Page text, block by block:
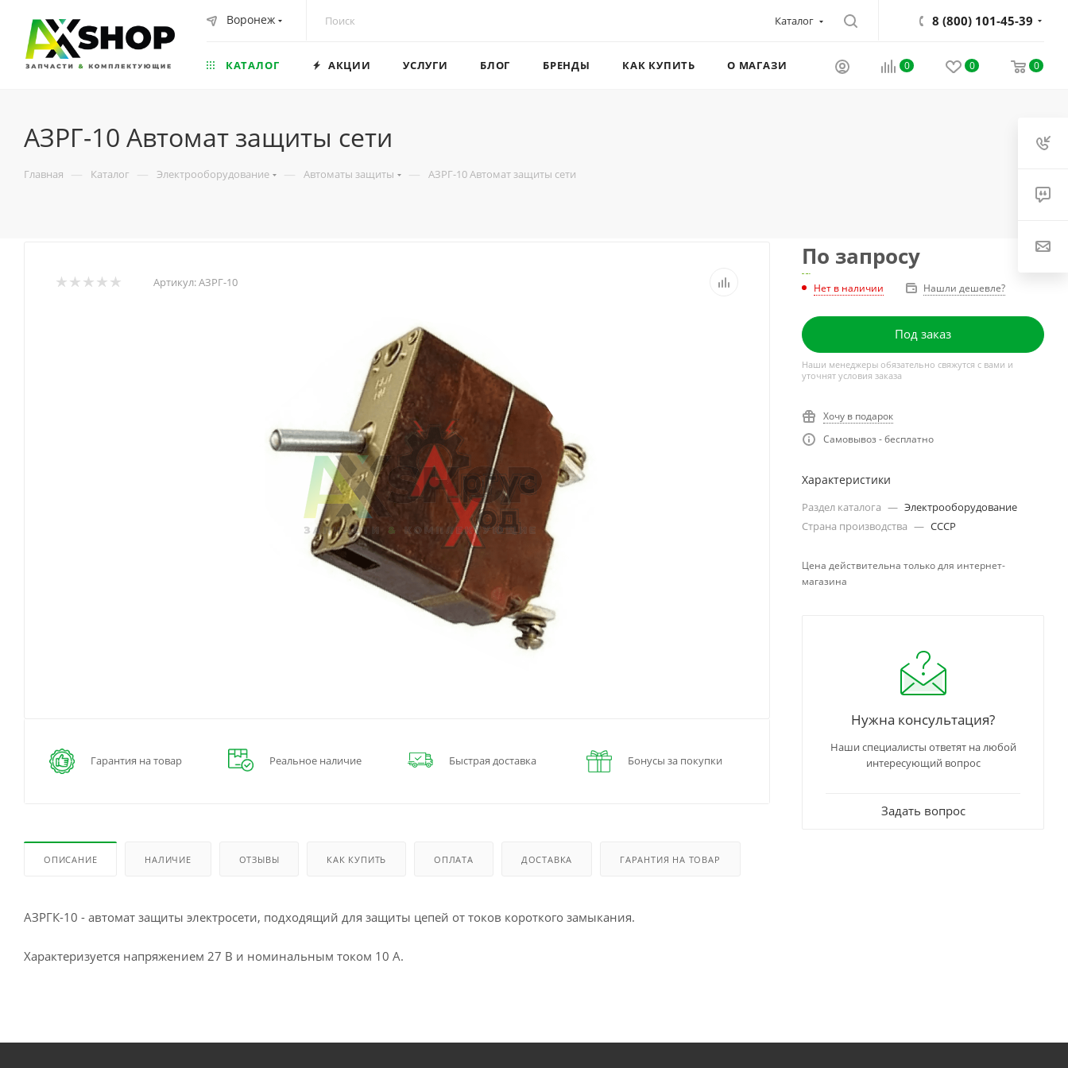
Воронеж Каталог 8 (800) 101-45-39
0 0 0
КАТАЛОГ АКЦИИ УСЛУГИ БЛОГ БРЕНДЫ КАК КУПИТЬ О МАГАЗИНЕ
АЗРГ-10 Автомат защиты сети
Главная — Каталог — Электрооборудование — Автоматы защиты — АЗРГ-10 Автомат защиты сети
Артикул:АЗРГ-10
Гарантия на товар Реальное наличие Быстрая доставка Бонусы за покупки
ОПИСАНИЕ НАЛИЧИЕ ОТЗЫВЫ КАК КУПИТЬ ОПЛАТА ДОСТАВКА ГАРАНТИЯ НА ТОВАР
АЗРГК-10 - автомат защиты электросети, подходящий для защиты цепей от токов короткого замыкания.
Характеризуется напряжением 27 В и номинальным током 10 А.
По запросу
Нет в наличии Нашли дешевле?
Под заказ
Наши менеджеры обязательно свяжутся с вами и
уточнят условия заказа
Хочу в подарок
Самовывоз - бесплатно
Характеристики
Раздел каталога — Электрооборудование
Страна производства — СССР
Цена действительна только для интернет-
магазина
Нужна консультация?
Наши специалисты ответят на любой
интересующий вопрос
Задать вопрос